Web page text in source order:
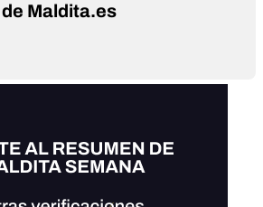
Maldita.es